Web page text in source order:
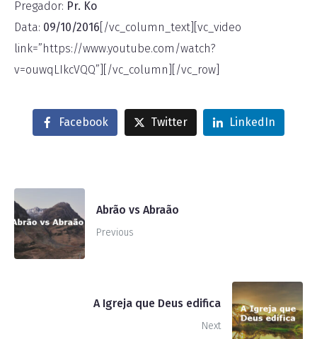
Pregador: Pr. Ko
Data: 09/10/2016 [/vc_column_text][vc_video
link=”https://www.youtube.com/watch?
v=ouwqLIkcVQQ”][/vc_column][/vc_row]
Facebook Twitter LinkedIn
Abrão vs Abraão
Previous
A Igreja que Deus edifica
Next